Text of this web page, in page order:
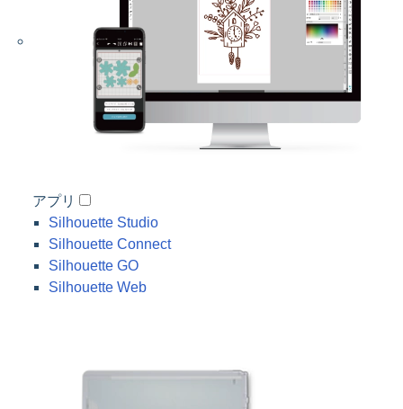
アプリ
Silhouette Studio
Silhouette Connect
Silhouette GO
Silhouette Web